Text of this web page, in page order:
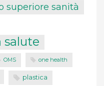
superiore sanità
salute
OMS one health
plastica